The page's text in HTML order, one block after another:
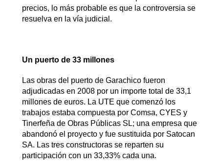
precios, lo más probable es que la controversia se
resuelva en la vía judicial.
Un puerto de 33 millones
Las obras del puerto de Garachico fueron
adjudicadas en 2008 por un importe total de 33,1
millones de euros. La UTE que comenzó los
trabajos estaba compuesta por Comsa, CYES y
Tinerfeña de Obras Públicas SL; una empresa que
abandonó el proyecto y fue sustituida por Satocan
SA. Las tres constructoras se reparten su
participación con un 33,33% cada una.